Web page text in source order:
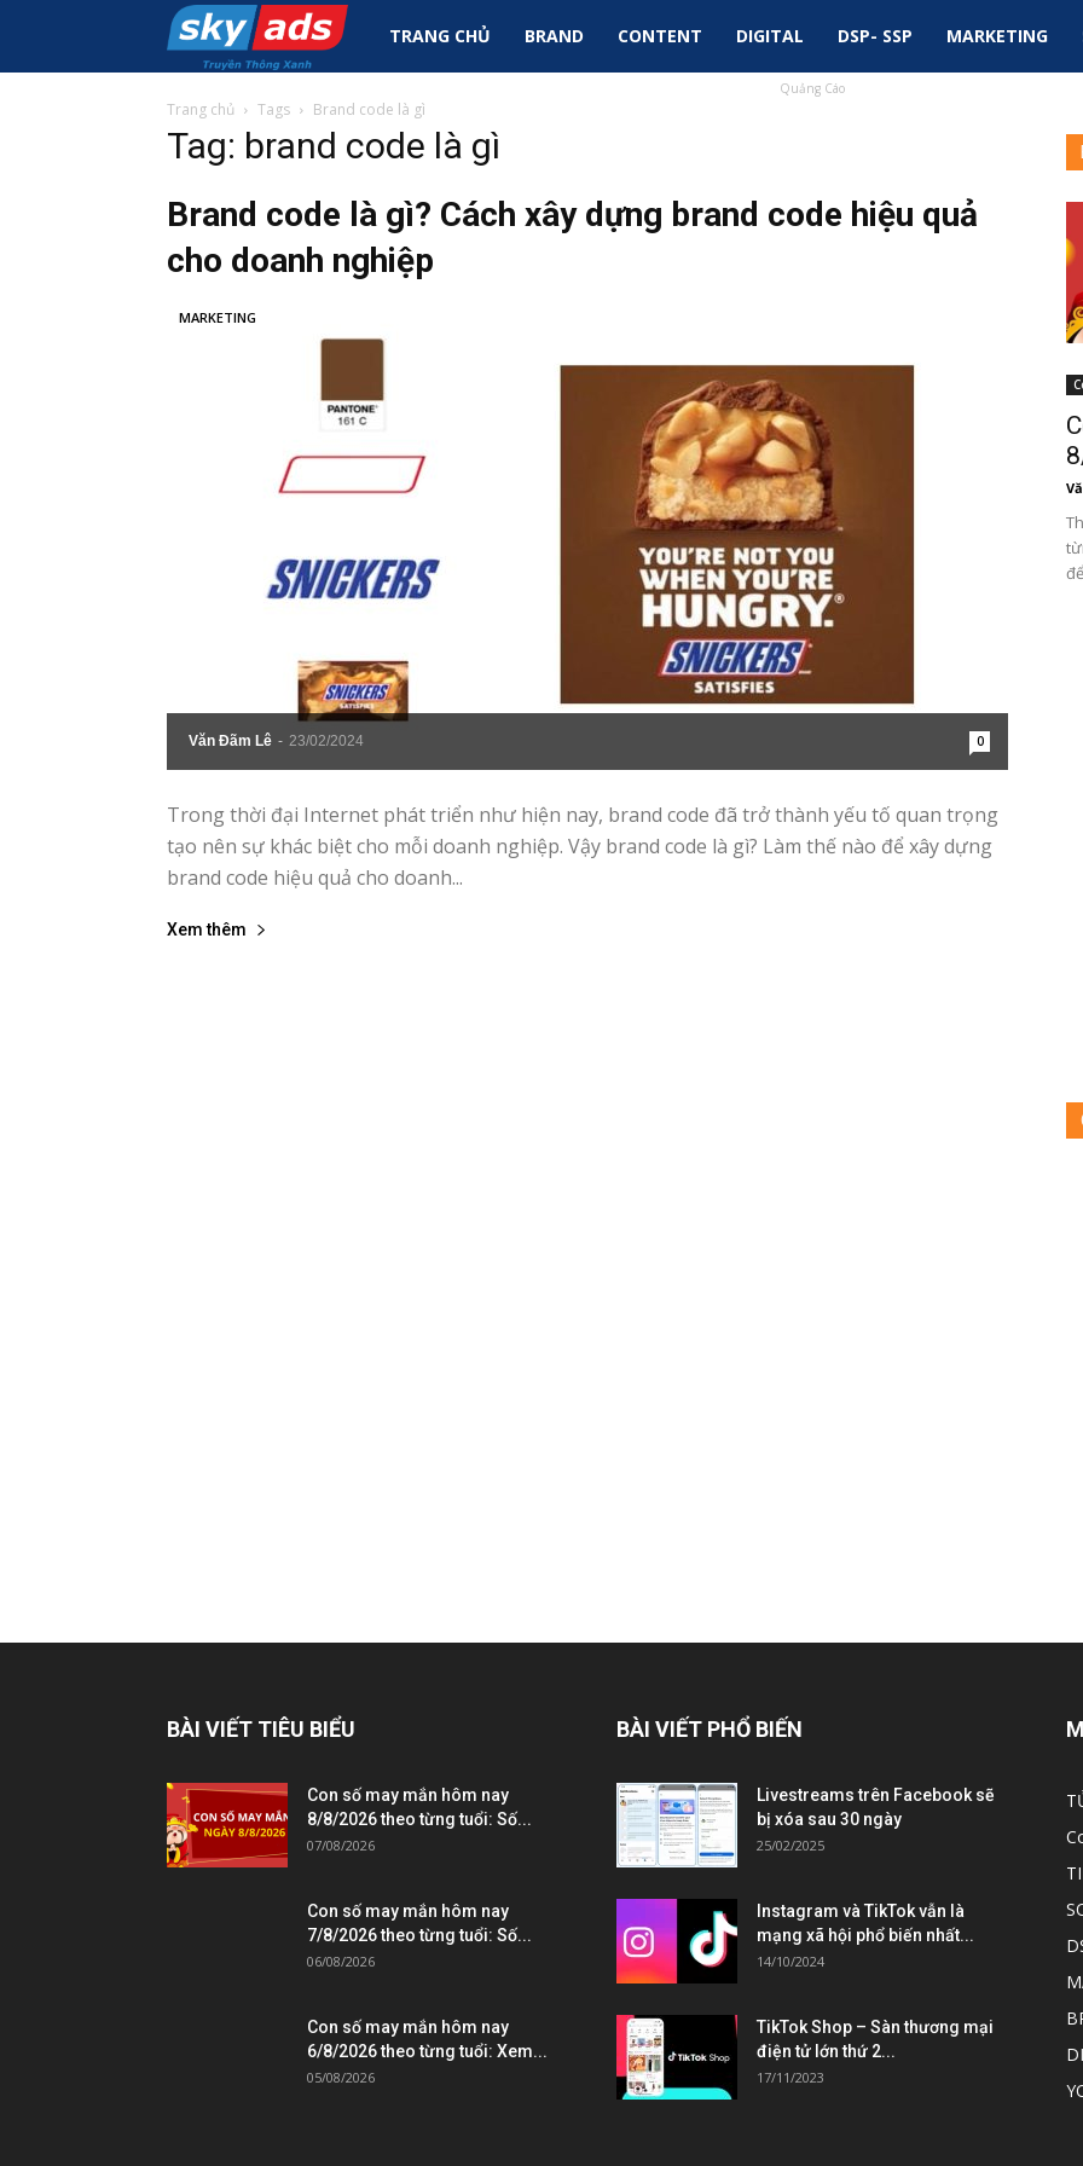
Sky
Ads
Tin
Marketing
TRANG CHỦ BRAND CONTENT DIGITAL DSP- SSP MARKETING
Quảng Cáo
Trang chủ Tags Brand code là gì
Tag: brand code là gì
Brand code là gì? Cách xây dựng brand code hiệu quả
cho doanh nghiệp
Văn Đãm Lê - 23/02/2024 0
MARKETING
Trong thời đại Internet phát triển như hiện nay, brand code đã trở thành yếu tố quan trọng
tạo nên sự khác biệt cho mỗi doanh nghiệp. Vậy brand code là gì? Làm thế nào để xây dựng
brand code hiệu quả cho doanh...
Xem thêm
BÀI VIẾT TIÊU BIỂU
Con số may mắn hôm nay
8/8/2026 theo từng tuổi: Số...
07/08/2026
Con số may mắn hôm nay
7/8/2026 theo từng tuổi: Số...
06/08/2026
Con số may mắn hôm nay
6/8/2026 theo từng tuổi: Xem...
05/08/2026
BÀI VIẾT PHỔ BIẾN
Livestreams trên Facebook sẽ
bị xóa sau 30 ngày
25/02/2025
Instagram và TikTok vẫn là
mạng xã hội phổ biến nhất...
14/10/2024
TikTok Shop – Sàn thương mại
điện tử lớn thứ 2...
17/11/2023